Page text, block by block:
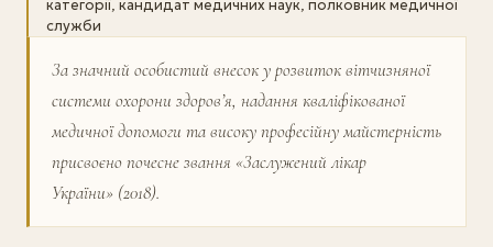
категорії, кандидат медичних наук, полковник медичної
служби
За значний особистий внесок у розвиток віт­чизняної
системи охорони здоров’я, надання кваліфікованої
медичної допомоги та високу професійну майстерність
присвоєно почесне звання «Заслужений лікар
України» (2018).